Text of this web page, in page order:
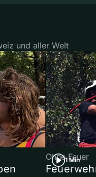
und aller Welt
1 Min
Ohne Feuer